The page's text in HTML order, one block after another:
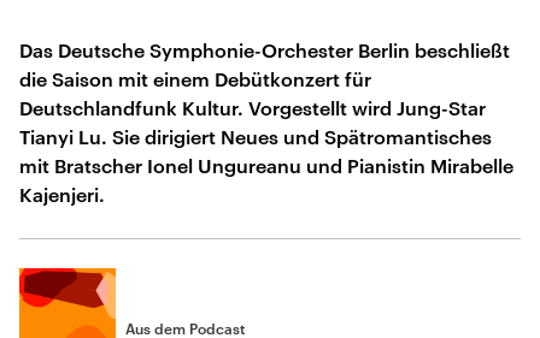
Das Deutsche Symphonie-Orchester Berlin beschließt
die Saison mit einem Debütkonzert für
Deutschlandfunk Kultur. Vorgestellt wird Jung-Star
Tianyi Lu. Sie dirigiert Neues und Spätromantisches
mit Bratscher Ionel Ungureanu und Pianistin Mirabelle
Kajenjeri.
Aus dem Podcast